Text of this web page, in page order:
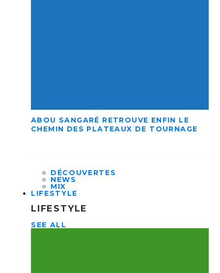
ABOU SANGARÉ RETROUVE ENFIN LE
CHEMIN DES PLATEAUX DE TOURNAGE
DÉCOUVERTES
NEWS
MIX
LIFESTYLE
LIFESTYLE
SEE ALL